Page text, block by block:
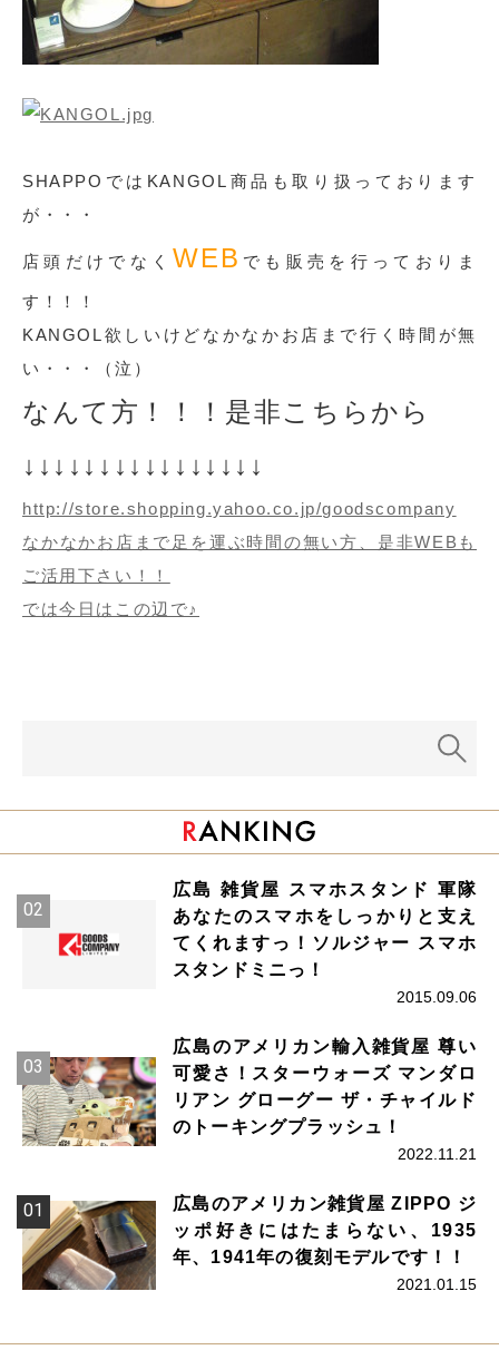
SHAPPOではKANGOL商品も取り扱っております
が・・・
店頭だけでなく WEB でも販売を行っておりま
す！！！
KANGOL欲しいけどなかなかお店まで行く時間が無
い・・・（泣）
なんて方！！！是非こちらから
↓↓↓↓↓↓↓↓↓↓↓↓↓↓↓↓
http://store.shopping.yahoo.co.jp/goodscompany
なかなかお店まで足を運ぶ時間の無い方、是非WEBも
ご活用下さい！！
では今日はこの辺で♪
広島 雑貨屋 スマホスタンド 軍隊
あなたのスマホをしっかりと支え
てくれますっ！ソルジャー スマホ
スタンドミニっ！
2015.09.06
広島のアメリカン輸入雑貨屋 尊い
可愛さ！スターウォーズ マンダロ
リアン グローグー ザ・チャイルド
のトーキングプラッシュ！
2022.11.21
広島のアメリカン雑貨屋 ZIPPO ジ
ッポ好きにはたまらない、1935
年、1941年の復刻モデルです！！
2021.01.15